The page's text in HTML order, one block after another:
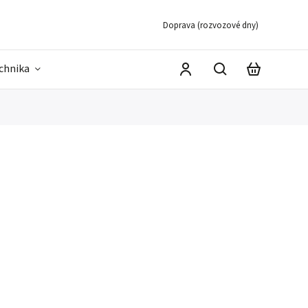
Doprava (rozvozové dny)